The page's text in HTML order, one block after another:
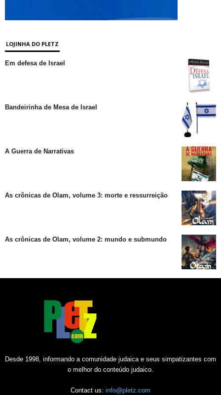
LOJINHA DO PLETZ
Em defesa de Israel
Bandeirinha de Mesa de Israel
A Guerra de Narrativas
As crônicas de Olam, volume 3: morte e ressurreição
As crônicas de Olam, volume 2: mundo e submundo
Desde 1998, informando a comunidade judaica e seus simpatizantes com
o melhor do conteúdo judaico.
Contact us: info@pletz.com